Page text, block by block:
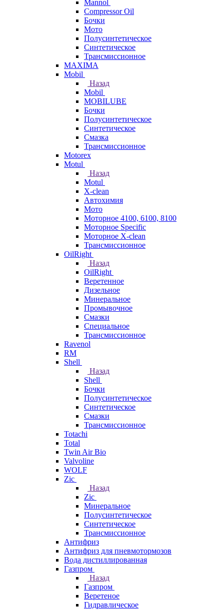
Mannol
Compressor Oil
Бочки
Мото
Полусинтетическое
Синтетическое
Трансмиссионное
MAXIMA
Mobil
Назад
Mobil
MOBILUBE
Бочки
Полусинтетическое
Синтетическое
Смазка
Трансмиссионное
Motorex
Motul
Назад
Motul
X-clean
Автохимия
Мото
Моторное 4100, 6100, 8100
Моторное Specific
Моторное X-clean
Трансмиссионное
OilRight
Назад
OilRight
Веретенное
Дизельное
Минеральное
Промывочное
Смазки
Специальное
Трансмиссионное
Ravenol
RM
Shell
Назад
Shell
Бочки
Полусинтетическое
Синтетическое
Смазки
Трансмиссионное
Totachi
Total
Twin Air Bio
Valvoline
WOLF
Zic
Назад
Zic
Минеральное
Полусинтетическое
Синтетическое
Трансмиссионное
Антифриз
Антифриз для пневмотормозов
Вода дистиллированная
Газпром
Назад
Газпром
Веретеное
Гидравлическое